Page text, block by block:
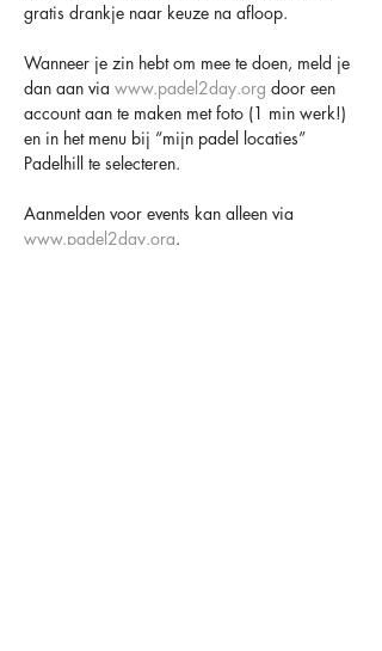
gratis drankje naar keuze na afloop.
Wanneer je zin hebt om mee te doen, meld je
dan aan via www.padel2day.org door een
account aan te maken met foto (1 min werk!)
en in het menu bij “mijn padel locaties”
Padelhill te selecteren.
Aanmelden voor events kan alleen via
www.padel2day.org.